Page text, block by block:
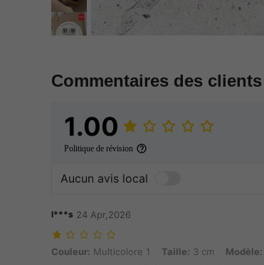
Commentaires des clients
1.00
Politique de révision
Aucun avis local
l***s 24 Apr,2026
Couleur: Multicolore 1, Taille: 3 cm, Modèle: 120
Couleur: Multicolore 1 Taille: 3 cm Modèle: